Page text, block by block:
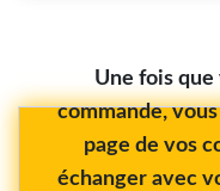
Une fois
commande,
page de vos
échanger avec